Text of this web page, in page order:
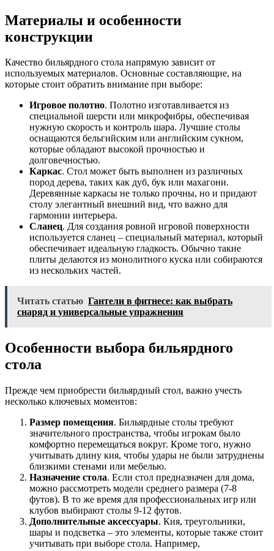
Материалы и особенности
конструкции
Качество бильярдного стола напрямую зависит от
используемых материалов. Основные составляющие, на
которые стоит обратить внимание при выборе:
Игровое полотно. Полотно изготавливается из
специальной шерсти или микрофибры, обеспечивая
нужную скорость и контроль шара. Лучшие столы
оснащаются бельгийским или английским сукном,
которые обладают высокой прочностью и
долговечностью.
Каркас. Стол может быть выполнен из различных
пород дерева, таких как дуб, бук или махагони.
Деревянные каркасы не только прочны, но и придают
столу элегантный внешний вид, что важно для
гармонии интерьера.
Сланец. Для создания ровной игровой поверхности
используется сланец – специальный материал, который
обеспечивает идеальную гладкость. Обычно такие
плиты делаются из монолитного куска или собираются
из нескольких частей.
Читать статью Гантели в фитнесе: как выбрать
снаряд и универсальные упражнения
Особенности выбора бильярдного
стола
Прежде чем приобрести бильярдный стол, важно учесть
несколько ключевых моментов:
Размер помещения. Бильярдные столы требуют
значительного пространства, чтобы игрокам было
комфортно перемещаться вокруг. Кроме того, нужно
учитывать длину кия, чтобы удары не были затруднены
близкими стенами или мебелью.
Назначение стола. Если стол предназначен для дома,
можно рассмотреть модели среднего размера (7-8
футов). В то же время для профессиональных игр или
клубов выбирают столы 9-12 футов.
Дополнительные аксессуары. Кия, треугольники,
шары и подсветка – это элементы, которые также стоит
учитывать при выборе стола. Например,